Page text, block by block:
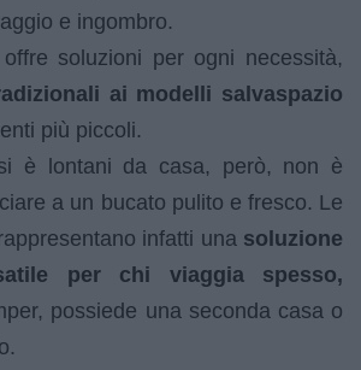
e ingombro.
soluzioni per ogni necessità,
ai modelli salvaspazio
più piccoli.
è lontani da casa, però, non è
a un bucato pulito e fresco. Le
infatti una soluzione
per chi viaggia spesso,
possiede una seconda casa o